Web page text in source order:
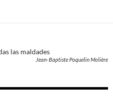
las maldades
Jean-Baptiste Poquelin Molière